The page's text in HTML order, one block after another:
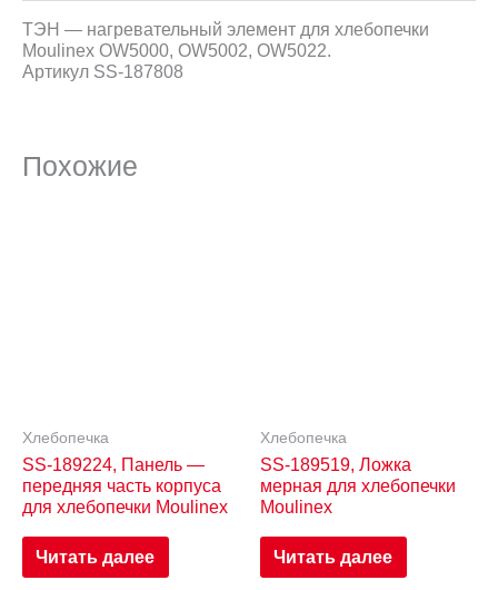
ТЭН — нагревательный элемент для хлебопечки
Moulinex OW5000, OW5002, OW5022.
Артикул SS-187808
Похожие
Хлебопечка
SS-189224, Панель —
передняя часть корпуса
для хлебопечки Moulinex
Читать далее
Хлебопечка
SS-189519, Ложка
мерная для хлебопечки
Moulinex
Читать далее